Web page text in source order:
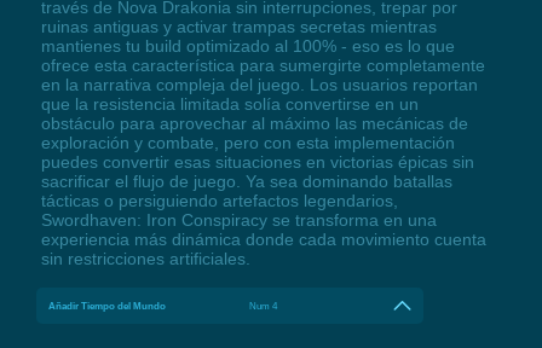
través de Nova Drakonia sin interrupciones, trepar por
ruinas antiguas y activar trampas secretas mientras
mantienes tu build optimizado al 100% - eso es lo que
ofrece esta característica para sumergirte completamente
en la narrativa compleja del juego. Los usuarios reportan
que la resistencia limitada solía convertirse en un
obstáculo para aprovechar al máximo las mecánicas de
exploración y combate, pero con esta implementación
puedes convertir esas situaciones en victorias épicas sin
sacrificar el flujo de juego. Ya sea dominando batallas
tácticas o persiguiendo artefactos legendarios,
Swordhaven: Iron Conspiracy se transforma en una
experiencia más dinámica donde cada movimiento cuenta
sin restricciones artificiales.
Añadir Tiempo del Mundo Num 4